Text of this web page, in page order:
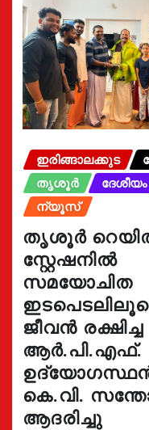
ഇരിങ്ങാലക്കുട
തൃശൂർ
ദേശീയം
ന്യൂസ്
തൃശൂർ
സ്റ്റേഷനിൽ
സമയോചിത
ജീവൻ രക്ഷിച്ച
ആർ.പി.എഫ്.
കെ.വി.
ആദരിച്ചു